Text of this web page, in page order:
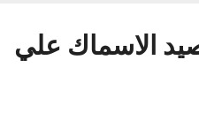
الاسماك علي